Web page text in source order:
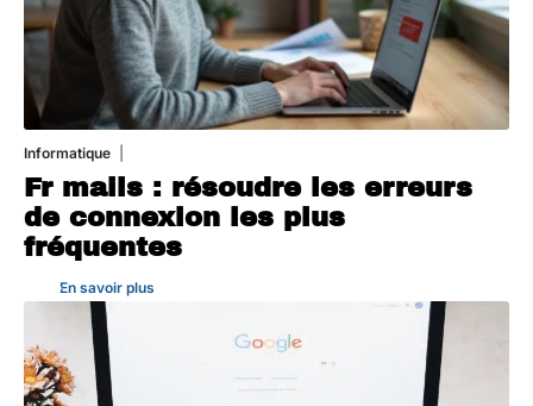
Informatique
Fr mails : résoudre les erreurs
de connexion les plus
fréquentes
En savoir plus